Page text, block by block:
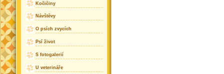
Kočičiny
Návštěvy
O psích zvycích
Psí život
S fotogalerií
U veterináře